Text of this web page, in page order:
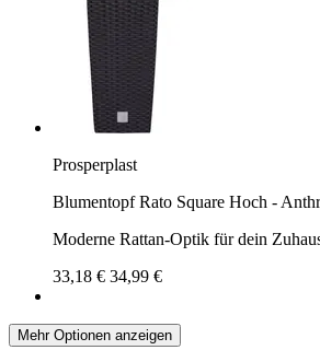
Prosperplast
Blumentopf Rato Square Hoch -
Moderne Rattan-Optik für dein
33,18 € 34,99 €
Mehr Optionen anzeigen